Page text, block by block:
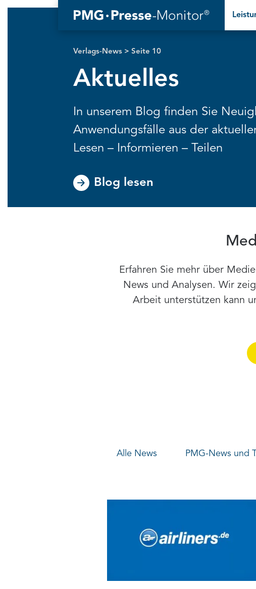
Verlags-News> Seite 10
Aktuelles
In unserem Blog finden Sie
Anwendungsfälle aus der
Lesen – Informieren – Teilen
Blog lesen
Erfahren Sie mehr über
News und Analysen. Wir
Arbeit unterstützen kann
Alle News PMG-News und